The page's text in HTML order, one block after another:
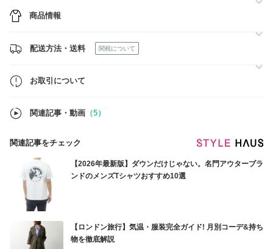
商品情報
配送方法・送料 関税について
お取引について
関連記事・動画 （5）
関連記事をチェック
【2026年最新版】ダウンだけじゃない。名門アウターブラ
ンドのメンズTシャツおすすめ10選
【ロンドン旅行】気温・服装完全ガイド! 月別コーデ&持ち
物を徹底解説